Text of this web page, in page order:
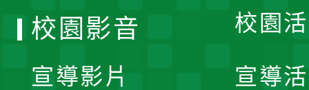
校園
宣導
校園影音
宣導影片